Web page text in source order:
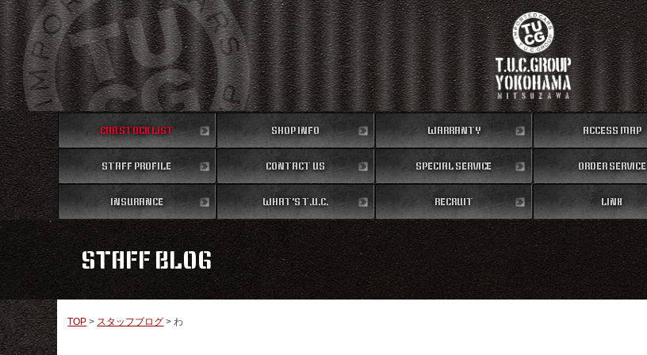
CAR STOCK LIST
在庫車両情報
SHOP INFO
店舗情報
WARRANTY
保証内容
ACCESS MAP
地図
STAFF PROFILE
スタッフ紹介
CONTACT US
お問い合わせ
SPECIAL SERVICE
特別作業
ORDER SERVICE
注文販売
INSURANCE WHAT'S T.U.C.
TUCとは？
RECRUIT
リクルート
LINK
リンク
STAFF BLOG
TOP > スタッフブログ >わ